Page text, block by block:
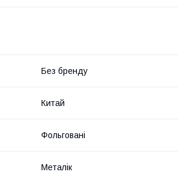
Без бренду
Китай
Фольговані
Металік